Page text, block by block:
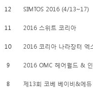
12 SIMTOS 2016 (4/13~17)
11 2016 스위트 코리아
10 2016 코리아 나라장터 엑
9 2016 OMC 헤어월드 &
8 제13회 코베 베이비&에